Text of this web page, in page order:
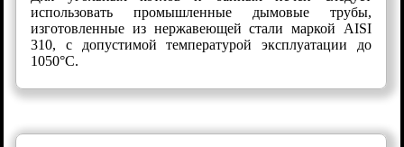
использовать промышленные дымовые трубы,
изготовленные из нержавеющей стали маркой AISI
310, с допустимой температурой эксплуатации до
1050°С.